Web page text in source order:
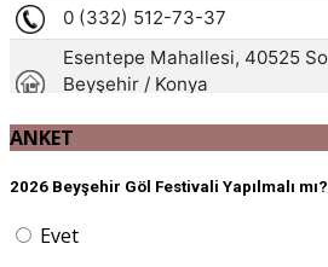
ANKET
2026 Beyşehir Göl Festivali Yapılmalı mı?
Evet